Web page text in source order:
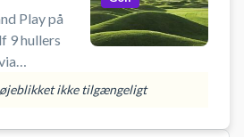
Play på
9 hullers
op til 30%.
er for alle.
at være
ikke tilgængeligt